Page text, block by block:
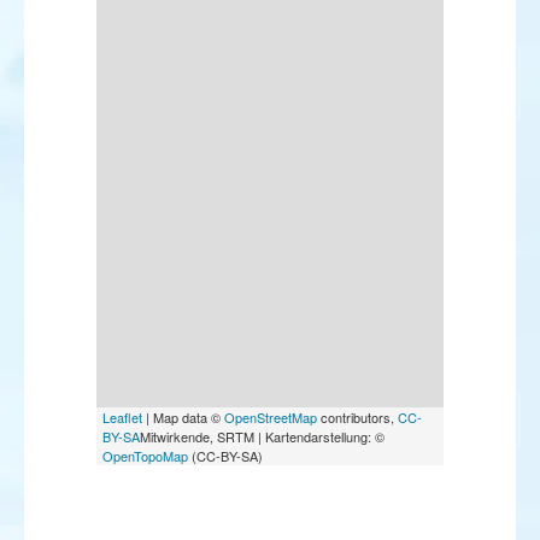
Leaflet | Map data ©OpenStreetMapcontributors, CC-
BY-SAMitwirkende, SRTM | Kartendarstellung: ©
OpenTopoMap (CC-BY-SA)